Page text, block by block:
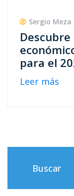
Sergio Meza
para el
Leer más